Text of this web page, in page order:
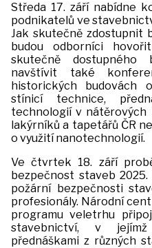
Středa 17. září nabídne
podnikatelů ve
Jak skutečně zdostupnit
budou odborníci
skutečně dostupného
navštívit také
historických budovách
stínicí technice,
technologií v nátěrových
lakýrníků a tapetářů ČR
o využití nanotechnologií.
Ve čtvrtek 18. září
bezpečnost staveb
požární bezpečnosti
profesionály. Národní
programu veletrhu
stavebnictví, v
přednáškami z různých